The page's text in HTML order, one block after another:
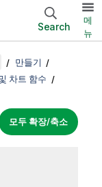
Search
메
뉴
만들기
차트 함수
모두 확장/축소